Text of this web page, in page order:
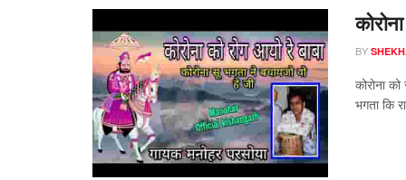
BY
कोरोना
भगता कि